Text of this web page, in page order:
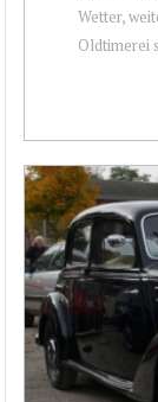
Wetter,
Oldtimerei